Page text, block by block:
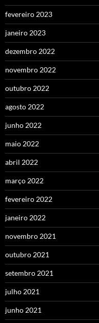
fevereiro 2023
janeiro 2023
dezembro 2022
novembro 2022
outubro 2022
agosto 2022
junho 2022
maio 2022
abril 2022
março 2022
fevereiro 2022
janeiro 2022
novembro 2021
outubro 2021
setembro 2021
julho 2021
junho 2021